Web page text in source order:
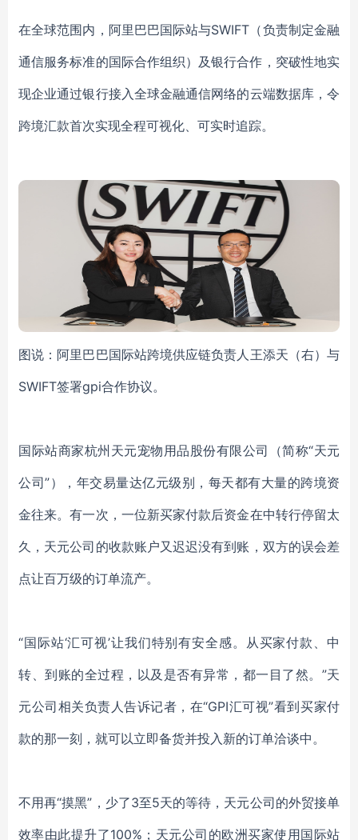
在全球范围内，阿里巴巴国际站与SWIFT （负责制定金融
通信服务标准的国际合作组织）及银行合作， 突破性地实
现企业通过银行接入全球金融通信网络的云端数据库，令
跨境汇款首次实现全程可视化、可实时追踪。
图说： 阿里巴巴国际站跨境供应链负责人王添天 （右）与
SWIFT签署gpi合作协议。
国际站商家杭州天元宠物用品股份有限公司 （简称“天元
公司”），年交易量达亿元级别，每天都有大量的跨境资
金往来。有一次， 一位新买家付款后资金在中转行停留太
久，天元公司 的收款账户又迟迟没有到账， 双方的误会差
点让百万级的订单流产。
“国际站‘汇可视’让我们特别有安全感。从买家付款、中
转、到账的全过程，以及是否有异常，都一目了然。”天
元公司相关负责人告诉记者，在“GPI汇可视”看到买家付
款的那一刻， 就可以立即备货并投入新的订单洽谈中。
不用再“摸黑”，少了3至5天的等待，天元公司的外贸接单
效率由此提升了100% ；天元公司的欧洲买家使用国际站